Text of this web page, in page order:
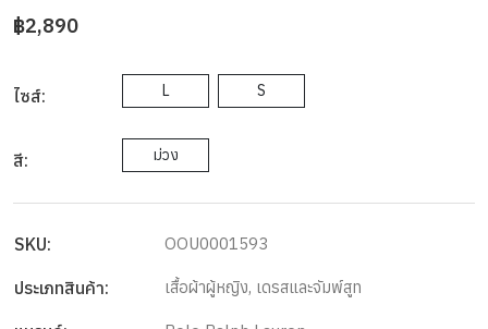
฿2,890
ไซส์: L S
สี: ม่วง
SKU: OOU0001593
ประเภทสินค้า: เสื้อผ้าผู้หญิง, เดรสและจัมพ์สูท